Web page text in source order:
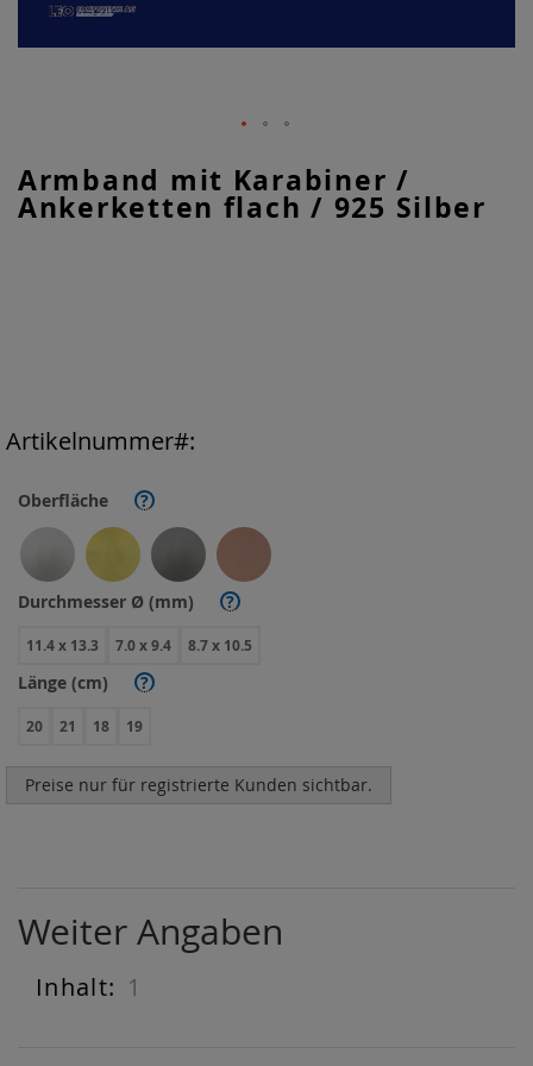
Armband mit Karabiner /
Ankerketten flach / 925 Silber
Oberfläche ?
Durchmesser Ø (mm) ?
11.4 x 13.3 7.0 x 9.4 8.7 x 10.5
Länge (cm) ?
20 21 18 19
Preise nur für registrierte Kunden sichtbar.
Artikelnummer
Anfang
der
Bildgalerie
Weiter Angaben
Weiter
1